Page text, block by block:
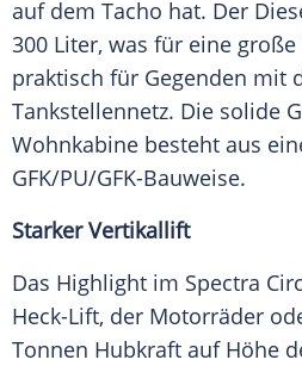
auf dem Tacho hat. Der
300 Liter, was für eine
praktisch für Gegenden mit
Tankstellennetz. Die solide
Wohnkabine besteht aus
GFK/PU/GFK-Bauweise.
Starker Vertikallift
Das Highlight im Spectra
Heck-Lift, der Motorräder
Tonnen Hubkraft auf Höhe